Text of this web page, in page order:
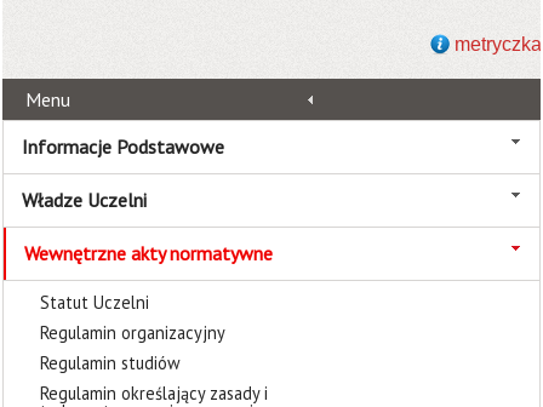
metryczka
Menu
Informacje Podstawowe
Władze Uczelni
Wewnętrzne akty normatywne
Statut Uczelni
Regulamin organizacyjny
Regulamin studiów
Regulamin określający zasady i